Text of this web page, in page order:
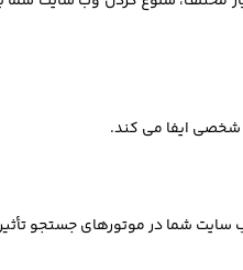
شخصی ایفا می کند.
شما در موتورهای جستجو